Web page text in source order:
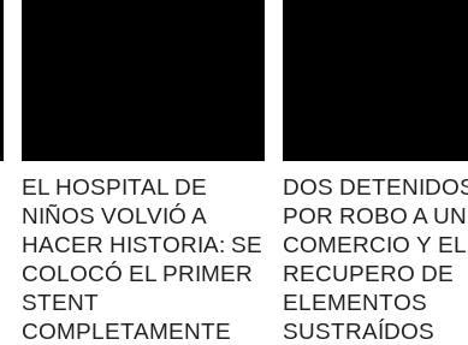
EL HOSPITAL DE
NIÑOS VOLVIÓ A
HACER HISTORIA: SE
COLOCÓ EL PRIMER
STENT
COMPLETAMENTE
DOS
POR ROBO A UN
COMERCIO Y EL
RECUPERO DE
ELEMENTOS
SUSTRAÍDOS